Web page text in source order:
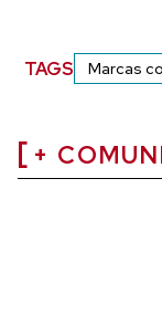
TAGS Marcas
+